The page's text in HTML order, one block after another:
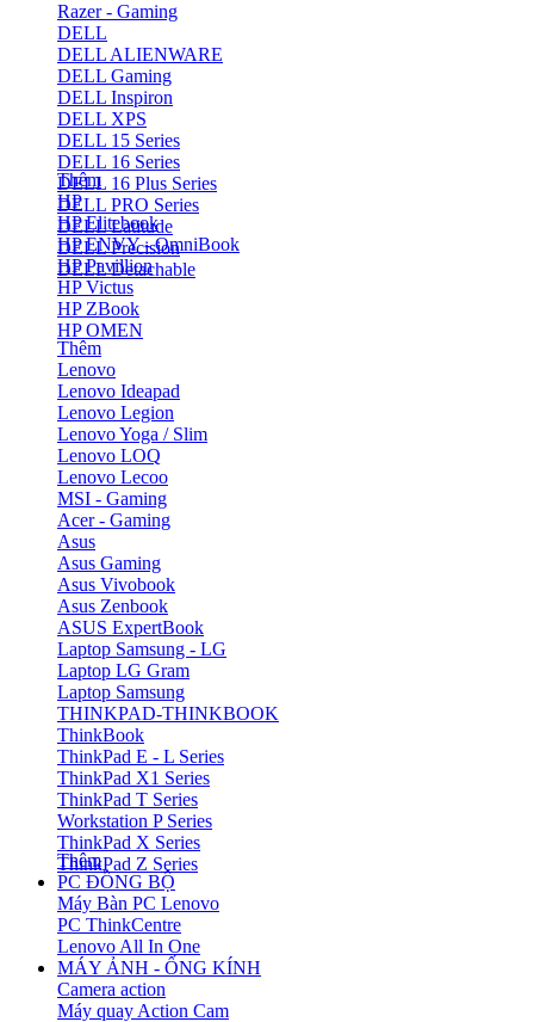
Razer - Gaming
DELL
DELL ALIENWARE
DELL Gaming
DELL Inspiron
DELL XPS
DELL 15 Series
DELL 16 Series
DELL 16 Plus Series
DELL PRO Series
DELL Latitude
DELL Precision
DELL Detachable
Thêm
HP
HP Elitebook
HP ENVY - OmniBook
HP Pavillion
HP Victus
HP ZBook
HP OMEN
Thêm
Lenovo
Lenovo Ideapad
Lenovo Legion
Lenovo Yoga / Slim
Lenovo LOQ
Lenovo Lecoo
MSI - Gaming
Acer - Gaming
Asus
Asus Gaming
Asus Vivobook
Asus Zenbook
ASUS ExpertBook
Laptop Samsung - LG
Laptop LG Gram
Laptop Samsung
THINKPAD-THINKBOOK
ThinkBook
ThinkPad E - L Series
ThinkPad X1 Series
ThinkPad T Series
Workstation P Series
ThinkPad X Series
ThinkPad Z Series
Thêm
PC ĐỒNG BỘ
Máy Bàn PC Lenovo
PC ThinkCentre
Lenovo All In One
MÁY ẢNH - ỐNG KÍNH
Camera action
Máy quay Action Cam